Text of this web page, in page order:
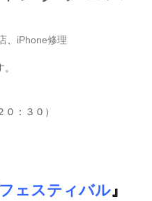
iPhone修理
：３０）
ェスティバル』